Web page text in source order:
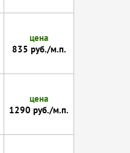
цена
835 руб./м.п.
цена
1290 руб./м.п.